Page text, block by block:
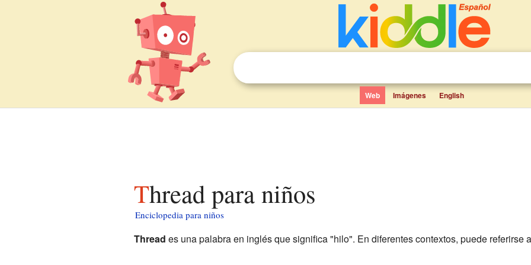
Web Imágenes English
Thread para niños
Enciclopedia para niños
Thread es una palabra en inglés que significa "hilo". En diferentes contextos, puede referirse